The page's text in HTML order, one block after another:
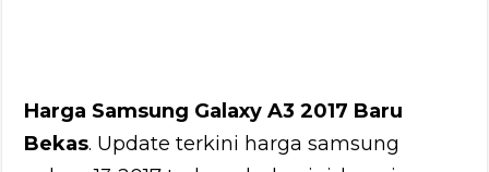
Harga Samsung Galaxy A3 2017 Baru
Bekas. Update terkini harga samsung